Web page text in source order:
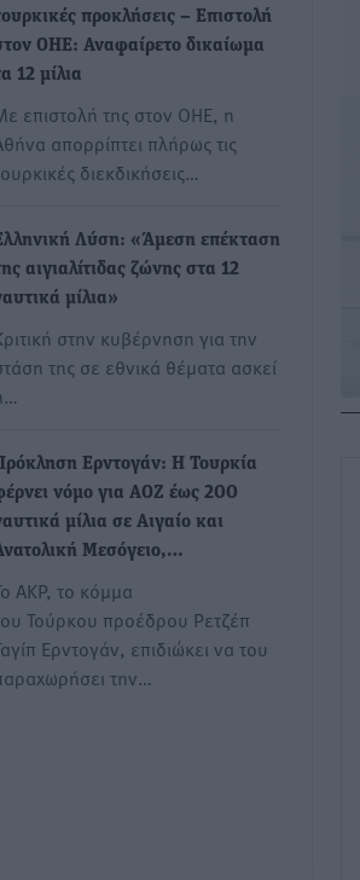
προκλήσεις – Επιστολή
ΟΗΕ: Αναφαίρετο δικαίωμα
12 μίλια
επιστολή της στον ΟΗΕ, η
απορρίπτει πλήρως τις
διεκδικήσεις…
Λύση: «Άμεση επέκταση
αιγιαλίτιδας ζώνης στα 12
μίλια»
στην κυβέρνηση για την
της σε εθνικά θέματα ασκεί
Ερντογάν: Η Τουρκία
νόμο για ΑΟΖ έως 200
μίλια σε Αιγαίο και
Μεσόγειο,…
AKP, το κόμμα
Τούρκου προέδρου Ρετζέπ
Ερντογάν, επιδιώκει να του
την…